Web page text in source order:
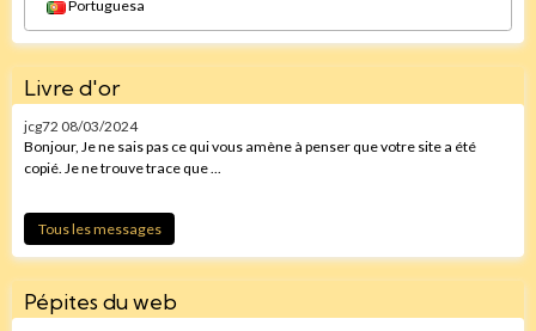
Portuguesa
Livre d'or
jcg72 08/03/2024
Bonjour, Je ne sais pas ce qui vous amène à penser que votre site a été
copié. Je ne trouve trace que ...
Tous les messages
Pépites du web